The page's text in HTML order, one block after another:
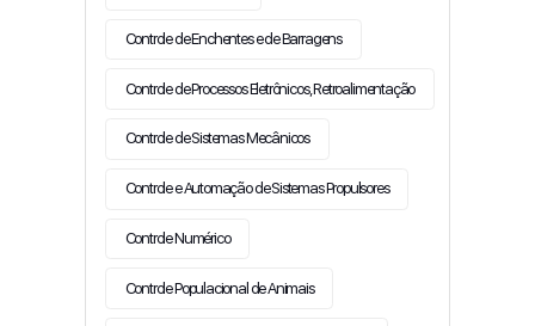
Controle de Enchentes e de Barragens
Controle de Processos Eletrônicos, Retroalimentação
Controle de Sistemas Mecânicos
Controle e Automação de Sistemas Propulsores
Controle Numérico
Controle Populacional de Animais